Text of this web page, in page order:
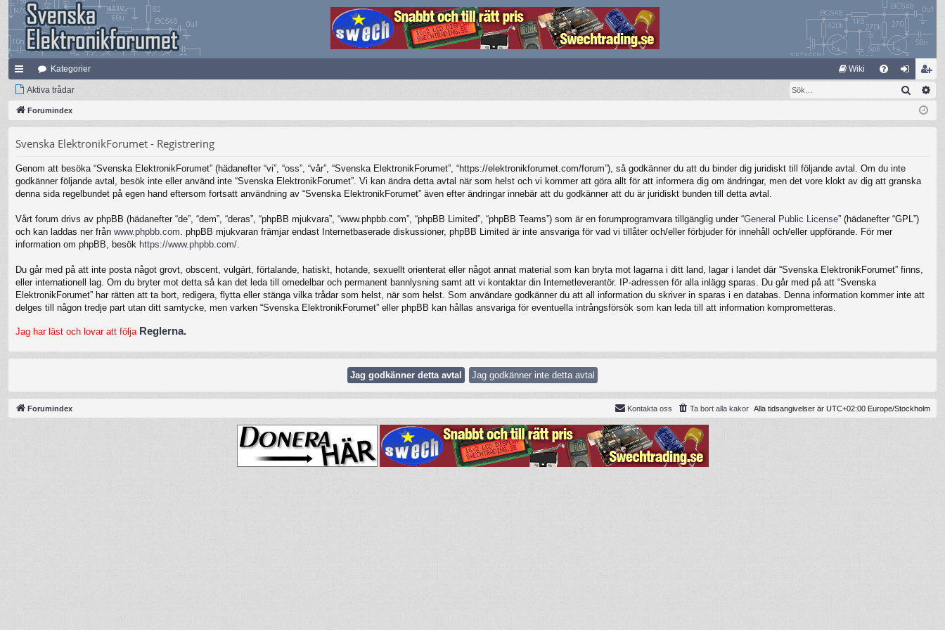
na
bb
ar
Kategorier Wiki
og li
m
Aktiva trådar Sök
Forumindex
Svenska ElektronikForumet - Registrering
Genom att besöka “Svenska ElektronikForumet” (hädanefter “vi”, “oss”, “vår”, “Svenska ElektronikForumet”, “https://elektronikforumet.com/forum”), så godkänner du att du binder dig juridiskt till följande avtal. Om du inte
godkänner följande avtal, besök inte eller använd inte “Svenska ElektronikForumet”. Vi kan ändra detta avtal när som helst och vi kommer att göra allt för att informera dig om ändringar, men det vore klokt av dig att granska
denna sida regelbundet på egen hand eftersom fortsatt användning av “Svenska ElektronikForumet” även efter ändringar innebär att du godkänner att du är juridiskt bunden till detta avtal.
Vårt forum drivs av phpBB (hädanefter “de”, “dem”, “deras”, “phpBB mjukvara”, “www.phpbb.com”, “phpBB Limited”, “phpBB Teams”) som är en forumprogramvara tillgänglig under “General Public License” (hädanefter “GPL”)
och kan laddas ner från www.phpbb.com . phpBB mjukvaran främjar endast Internetbaserade diskussioner, phpBB Limited är inte ansvariga för vad vi tillåter och/eller förbjuder för innehåll och/eller uppförande. För mer
information om phpBB, besök https://www.phpbb.com/
Du går med på att inte posta något grovt, obscent, vulgärt, förtalande, hatiskt, hotande, sexuellt orienterat eller något annat material som kan bryta mot lagarna i ditt land, lagar i landet där “Svenska ElektronikForumet” finns,
eller internationell lag. Om du bryter mot detta så kan det leda till omedelbar och permanent bannlysning samt att vi kontaktar din Internetleverantör. IP-adressen för alla inlägg sparas. Du går med på att “Svenska
ElektronikForumet” har rätten att ta bort, redigera, flytta eller stänga vilka trådar som helst, när som helst. Som användare godkänner du att all information du skriver in sparas i en databas. Denna information kommer inte att
delges till någon tredje part utan ditt samtycke, men varken “Svenska ElektronikForumet” eller phpBB kan hållas ansvariga för eventuella intrångsförsök som kan leda till att information komprometteras.
Jag har läst och lovar att följa Reglerna.
Forumindex Alla tidsangivelser är UTC+02:00 Europe/Stockholm
Ta bort alla kakor
Kontakta oss